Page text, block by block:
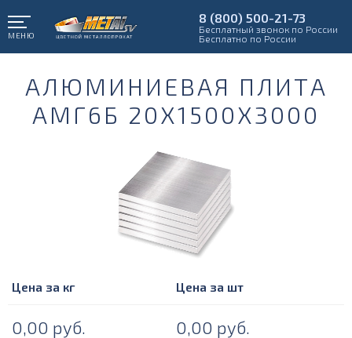
МЕНЮ
8 (800) 500-21-73
Бесплатный звонок по России
Бесплатно по России
АЛЮМИНИЕВАЯ ПЛИТА
АМГ6Б 20Х1500Х3000
Цена за кг Цена за шт
0,00 руб. 0,00 руб.